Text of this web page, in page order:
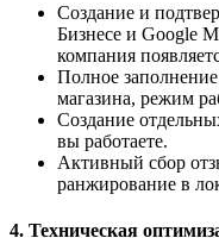
Создание и
Бизнесе и Google
компания
Полное
магазина, режим
Создание
вы работаете.
Активный сбор
ранжирование в
4. Техническая